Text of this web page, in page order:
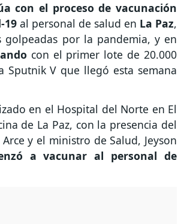
con el proceso de vacunación
19 al personal de salud en La Paz,
golpeadas por la pandemia, y en
con el primer lote de 20.000
Sputnik V que llegó esta semana
en el Hospital del Norte en El
de La Paz, con la presencia del
y el ministro de Salud, Jeyson
a vacunar al personal de